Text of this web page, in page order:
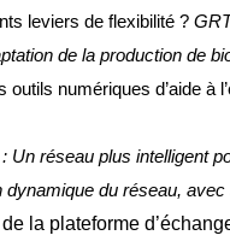
leviers de flexibilité ?
de la production
outils numériques d’aide à
Un réseau plus intelligent
dynamique du réseau,
la plateforme